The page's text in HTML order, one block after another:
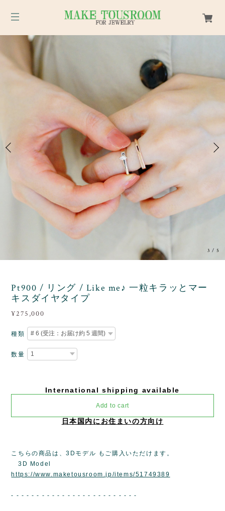
3 /5
Pt900 / リング / Like me♪ 一粒キラッとマー
キスダイヤタイプ
¥275,000
種類
数量
International shipping available
Add to cart
日本国内にお住まいの方向け
こちらの商品は、3Dモデル もご購入いただけます。
3D Model
https://www.maketousroom.jp/items/51749389
- - - - - - - - - - - - - - - - - - - - - - - - -